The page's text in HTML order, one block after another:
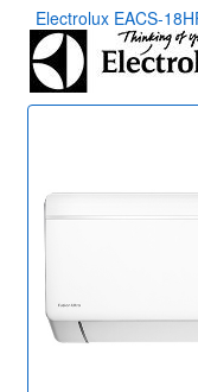
Electrolux EACS-